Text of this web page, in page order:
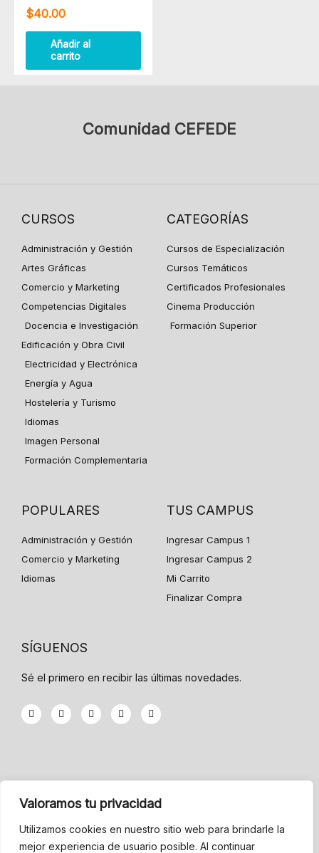
Valoramos tu privacidad
Utilizamos cookies en nuestro sitio web para brindarle la
mejor experiencia de usuario posible. Al continuar
Valorado
con
de
$40.00
Añadir al
carrito
Comunidad CEFEDE
CURSOS
Administración y Gestión
Artes Gráficas
Comercio y Marketing
Competencias Digitales
Docencia e Investigación
Edificación y Obra Civil
Electricidad y Electrónica
Energía y Agua
Hostelería y Turismo
Idiomas
Imagen Personal
Formación Complementaria
CATEGORÍAS
Cursos de Especialización
Cursos Temáticos
Certificados Profesionales
Cinema Producción
Formación Superior
POPULARES
Administración y Gestión
Comercio y Marketing
Idiomas
TUS CAMPUS
Ingresar Campus 1
Ingresar Campus 2
Mi Carrito
Finalizar Compra
SÍGUENOS
Sé el primero en recibir las últimas novedades.
F
a
c
k
f
T
w
i
G
o
o
p
u
s
g
Y
o
u
I
n
s
a
INFORMACIÓN
Menu